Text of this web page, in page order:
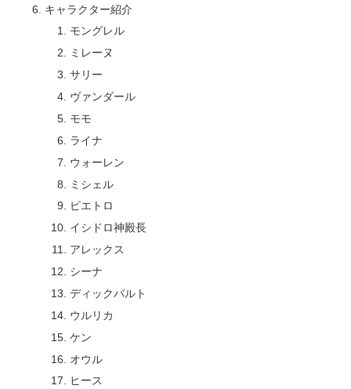
キャラクター紹介
モングレル
ミレーヌ
サリー
ヴァンダール
モモ
ライナ
ウォーレン
ミシェル
ピエトロ
イシドロ神殿長
アレックス
シーナ
ディックバルト
ウルリカ
ケン
オウル
ヒース